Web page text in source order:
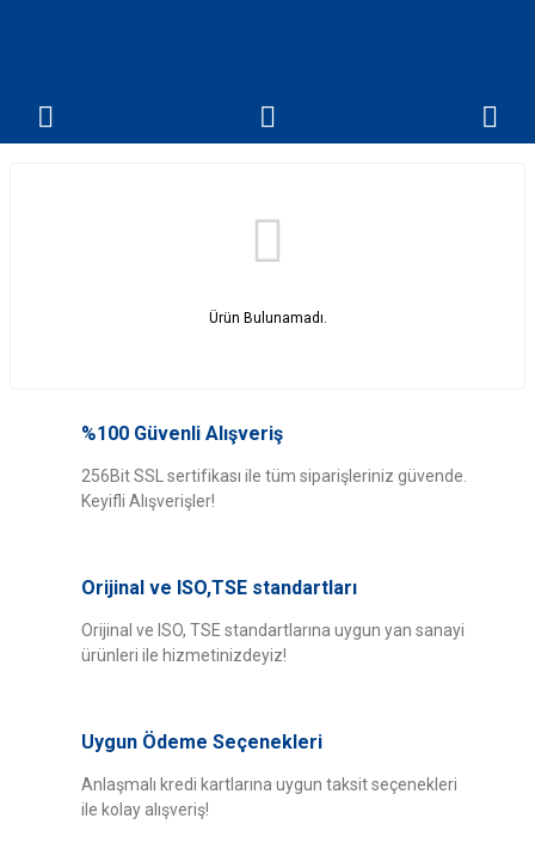
Ürün Bulunamadı.
%100 Güvenli Alışveriş
256Bit SSL sertifikası ile tüm siparişleriniz güvende.
Keyifli Alışverişler!
Orijinal ve ISO,TSE standartları
Orijinal ve ISO, TSE standartlarına uygun yan sanayi
ürünleri ile hizmetinizdeyiz!
Uygun Ödeme Seçenekleri
Anlaşmalı kredi kartlarına uygun taksit seçenekleri
ile kolay alışveriş!